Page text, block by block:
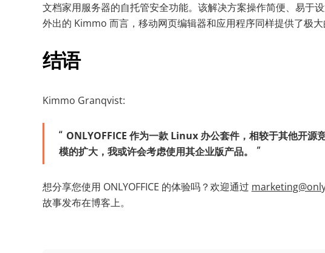
文档家用服务器的自托管安全功能。该解决方案操作简便、易于
外出的 Kimmo 而言，移动网页编辑器和应用程序同样提供了极大
结语
Kimmo Granqvist:
ONLYOFFICE 作为一款 Linux 办公套件，相较于其他开源
模的扩大，我或许会考虑使用其企业版产品。
想分享您使用 ONLYOFFICE 的体验吗？欢迎通过
故事发布在博客上。